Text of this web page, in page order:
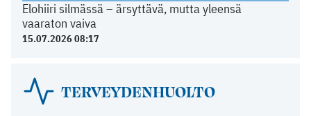
Elohiiri silmässä – ärsyttävä, mutta yleensä
vaaraton vaiva
15.07.2026 08:17
TERVEYDENHUOLTO